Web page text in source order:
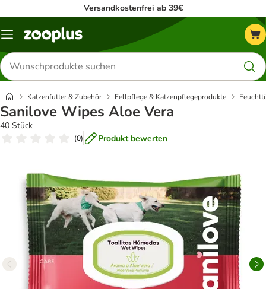
Versandkostenfrei ab 39€
Menü
Produkte
suchen
Katzenfutter & Zubehör Fellpflege & Katzenpflegeprodukte
Sanilove Wipes Aloe Vera
40 Stück
(0) Produkt bewerten